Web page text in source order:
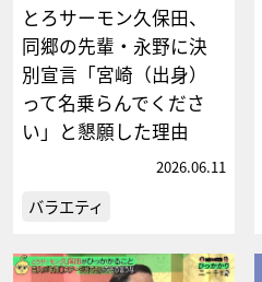
とろサーモン久保田、
同郷の先輩・永野に決
別宣言「宮崎（出身）
って名乗らんでくださ
い」と懇願した理由
2026.06.11
バラエティ